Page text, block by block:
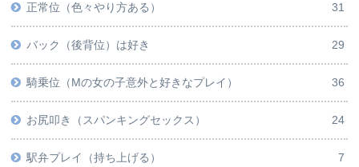
正常位（色々やり方ある） 31
バック（後背位）は好き 29
騎乗位（Mの女の子意外と好きなプレイ） 36
お尻叩き（スパンキングセックス） 24
駅弁プレイ（持ち上げる） 7